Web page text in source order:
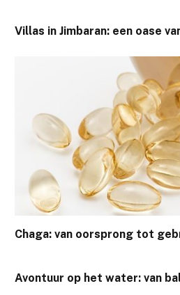
Villas in Jimbaran: een oase
Chaga: van oorsprong tot
Avontuur op het water: van